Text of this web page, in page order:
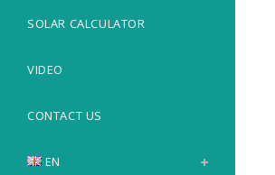
SOLAR CALCULATOR
VIDEO
CONTACT US
EN